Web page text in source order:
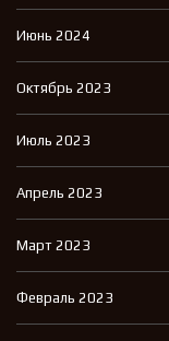
Июнь 2024
Октябрь 2023
Июль 2023
Апрель 2023
Март 2023
Февраль 2023